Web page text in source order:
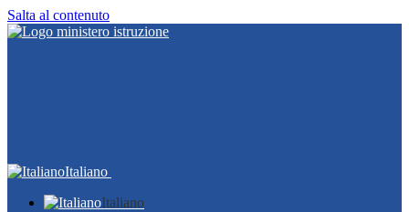
Salta al contenuto
Italiano
Italiano